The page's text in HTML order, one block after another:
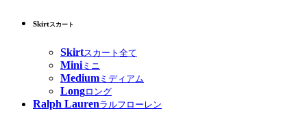
Skirtスカート
Skirtスカート全て
Miniミニ
Medium ミディアム
Longロング
Ralph Laurenラルフローレン